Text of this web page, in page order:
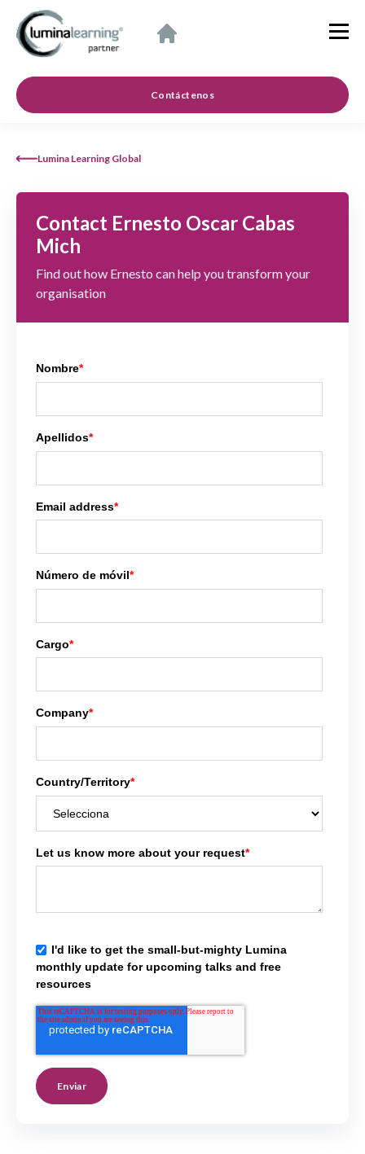
Contáctenos
Lumina Learning Global
Contact Ernesto Oscar Cabas
Mich
Find out how Ernesto can help you transform your
organisation
Nombre*
Apellidos*
Email address*
Número de móvil*
Cargo*
Company*
Country/Territory*
Let us know more about your request*
I'd like to get the small-but-mighty Lumina
monthly update for upcoming talks and free
resources